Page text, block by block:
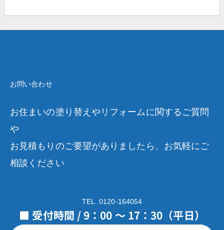
お問い合わせ
お住まいの塗り替えやリフォームに関するご質問
や
お見積もりのご要望がありましたら、お気軽にご
相談ください
TEL. 0120-164054
■ 受付時間 / 9：00 ～ 17：30（平日）